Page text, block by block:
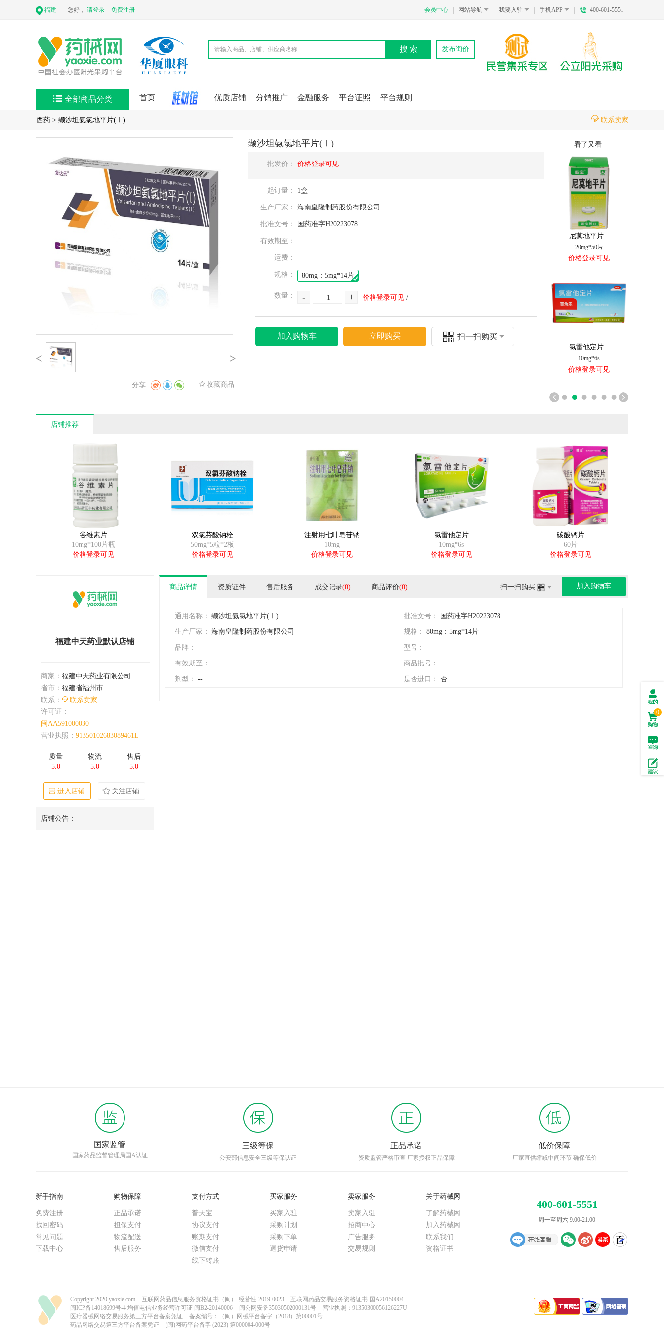
我的
订单
购物
车(0
0
投拆
福建 您好， 请登录 免费注册 会员中心 网站导航 我要入驻 手机APP 400-601-5551
搜 索 发布询价
全部商品分类 首页 优质店铺 分销推广 金融服务 平台证照 平台规则
西药 > 缬沙坦氨氯地平片(Ⅰ) 联系卖家
< >
分享: 收藏商品
缬沙坦氨氯地平片(Ⅰ)
批发价： 价格登录可见
起订量： 1盒
生产厂家： 海南皇隆制药股份有限公司
批准文号： 国药准字H20223078
有效期至：
运费：
规格： 80mg：5mg*14片
数量： - + 价格登录可见 /
加入购物车 立即购买 扫一扫购买
看了又看
尼莫地平片
20mg*50片
价格登录可见
氯雷他定片
10mg*6s
价格登录可见
店铺推荐
谷维素片
10mg*100片瓶
价格登录可见
双氯芬酸钠栓
50mg*5粒*2板
价格登录可见
注射用七叶皂苷钠
10mg
价格登录可见
氯雷他定片
10mg*6s
价格登录可见
碳酸钙片
60片
价格登录可见
福建中天药业默认店铺
商家： 福建中天药业有限公司
省市： 福建省福州市
联系：
联系卖家
许可证：
闽AA591000030
营业执照： 91350102683089461L
质量
5.0
物流
5.0
售后
5.0
进入店铺 关注店铺
店铺公告：
商品详情 资质证件 售后服务 成交记录(0) 商品评价(0) 扫一扫购买 加入购物车
通用名称： 缬沙坦氨氯地平片(Ⅰ) 批准文号： 国药准字H20223078
生产厂家： 海南皇隆制药股份有限公司 规格： 80mg：5mg*14片
品牌： 型号：
有效期至： 商品批号：
剂型： -- 是否进口： 否
国家监管
国家药品监督管理局国A认证
三级等保
公安部信息安全三级等保认证
正品承诺
资质监管严格审查 厂家授权正品保障
低价保障
厂家直供缩减中间环节 确保低价
新手指南
免费注册
找回密码
常见问题
下载中心
购物保障
正品承诺
担保支付
物流配送
售后服务
支付方式
普天宝
协议支付
账期支付
微信支付
线下转账
买家服务
买家入驻
采购计划
采购下单
退货申请
卖家服务
卖家入驻
招商中心
广告服务
交易规则
关于药械网
了解药械网
加入药械网
联系我们
资格证书
400-601-5551
周一至周六 9:00-21:00
Copyright 2020 yaoxie.com 互联网药品信息服务资格证书（闽）-经营性-2019-0023
互联网药品交易服务资格证书-国A20150004
闽ICP备14018699号-4 增值电信业务经营许可证 闽B2-20140006 闽公网安备35030502000131号
营业执照：91350300056126227U
医疗器械网络交易服务第三方平台备案凭证
备案编号：（闽）网械平台备字（2018）第00001号
药品网络交易第三方平台备案凭证
(闽)网药平台备字 (2023) 第000004-000号